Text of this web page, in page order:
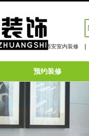
西安室内装修
预约装修